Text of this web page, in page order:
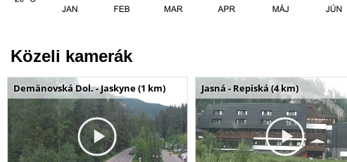
Közeli kamerák
Demänovská Dol. - Jaskyne (1 km) Jasná - Repiská (4 km)